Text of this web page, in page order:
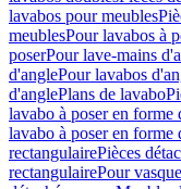
lavabos pour meubles
meublesPour lavabos à
poserPour lave-mains
d'anglePour lavabos
d'anglePlans de lavabo
lavabo à poser en forme
lavabo à poser en forme
rectangulairePièces
rectangulairePour